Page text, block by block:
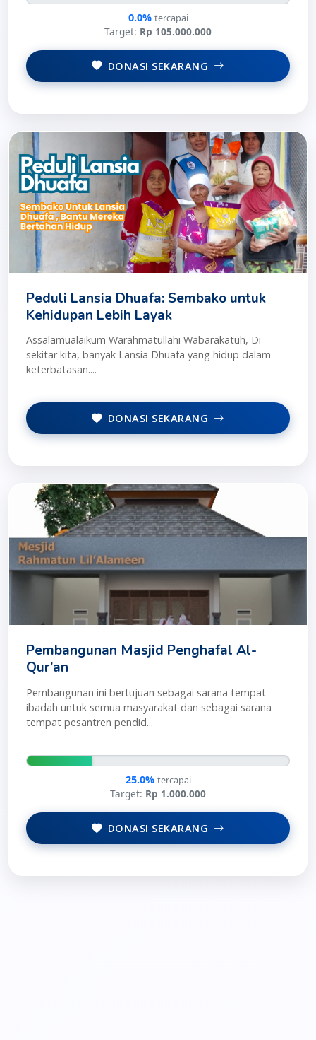
0.0% tercapai
Target: Rp 105.000.000
DONASI SEKARANG
Peduli Lansia Dhuafa: Sembako untuk
Kehidupan Lebih Layak
Assalamualaikum Warahmatullahi Wabarakatuh, Di
sekitar kita, banyak Lansia Dhuafa yang hidup dalam
keterbatasan....
DONASI SEKARANG
Pembangunan Masjid Penghafal Al-
Qur’an
Pembangunan ini bertujuan sebagai sarana tempat
ibadah untuk semua masyarakat dan sebagai sarana
tempat pesantren pendid...
25.0% tercapai
Target: Rp 1.000.000
DONASI SEKARANG